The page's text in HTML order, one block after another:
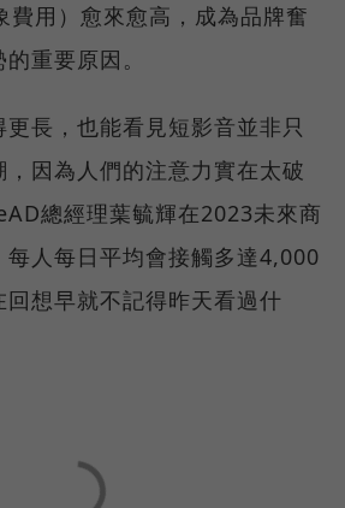
費用）愈來愈高，成為品牌奮
重要原因。
長，也能看見短影音並非只
因為人們的注意力實在太破
總經理葉毓輝在2023未來商
每人每日平均會接觸多達4,000
回想早就不記得昨天看過什